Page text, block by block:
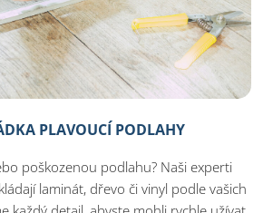
PLAVOUCÍ PODLAHY
poškozenou podlahu? Naši experti
laminát, dřevo či vinyl podle vašich